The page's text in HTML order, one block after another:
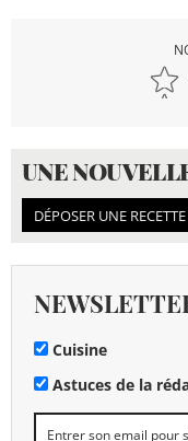
UNE
DÉPOSER UNE RECETTE
Cuisine
Astuces de la